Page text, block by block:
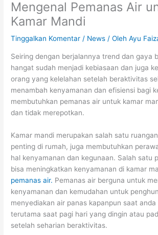
Mengenal Pemanas Air
Kamar Mandi
Tinggalkan Komentar / News / OlehAyu
Seiring dengan berjalannya trend dan gaya
hangat sudah menjadi kebiasaan dan juga
orang yang kelelahan setelah beraktivitas
menambah kenyamanan dan efisiensi bagi
membutuhkan pemanas air untuk kamar
dan tidak merepotkan.
Kamar mandi merupakan salah satu
penting di rumah, juga membutuhkan
hal kenyamanan dan kegunaan. Salah satu
bisa meningkatkan kenyamanan di kamar
pemanas air. Pemanas air berguna untuk
kenyamanan dan kemudahan untuk
menyediakan air panas kapanpun saat
terutama saat pagi hari yang dingin atau
setelah seharian beraktivitas.